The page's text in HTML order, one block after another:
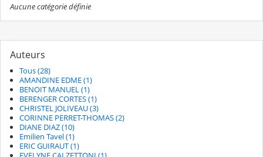
Aucune catégorie définie
Auteurs
Tous (28)
AMANDINE EDME (1)
BENOIT MANUEL (1)
BERENGER CORTES (1)
CHRISTEL JOLIVEAU (3)
CORINNE PERRET-THOMAS (2)
DIANE DIAZ (10)
Emilien Tavel (1)
ERIC GUIRAUT (1)